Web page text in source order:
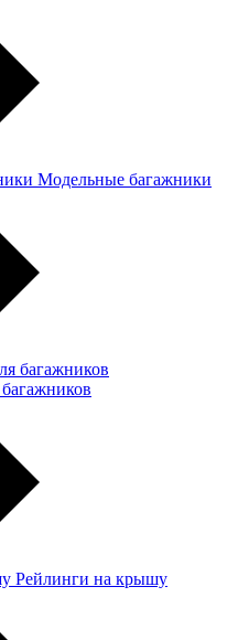
Модельные багажники
Рейлинги на крышу